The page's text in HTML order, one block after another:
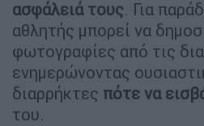
ασφάλειά τους. Για
αθλητής μπορεί να
φωτογραφίες από τις
ενημερώνοντας
διαρρήκτες πότε να
του.